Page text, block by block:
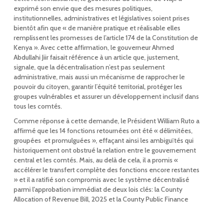
exprimé son envie que des mesures politiques,
institutionnelles, administratives et législatives soient prises
bientôt afin que « de manière pratique et réalisable elles
remplissent les promesses de l’article 174 de la Constitution de
Kenya ». Avec cette affirmation, le gouverneur Ahmed
Abdullahi Jiir faisait référence à un article que, justement,
signale, que la décentralisation n’est pas seulement
administrative, mais aussi un mécanisme de rapprocher le
pouvoir du citoyen, garantir l’équité territorial, protéger les
groupes vulnérables et assurer un développement inclusif dans
tous les comtés.
Comme réponse à cette demande, le Président William Ruto a
affirmé que les 14 fonctions retournées ont été « délimitées,
groupées et promulguées », effaçant ainsi les ambiguïtés qui
historiquement ont obstrué la relation entre le gouvernement
central et les comtés. Mais, au delà de cela, il a promis «
accélérer le transfert complète des fonctions encore restantes
» et il a ratifié son compromis avec le système décentralisé
parmi l'approbation immédiat de deux lois clés: la County
Allocation of Revenue Bill, 2025 et la County Public Finance